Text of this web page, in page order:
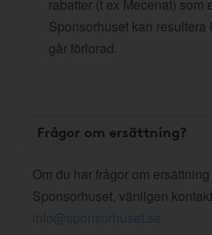
rabatter (t ex Mecenat) som
Sponsorhuset kan resultera
går förlorad.
Frågor om ersättning?
Om du har frågor om
Sponsorhuset, vänligen
info@sponsorhuset.se